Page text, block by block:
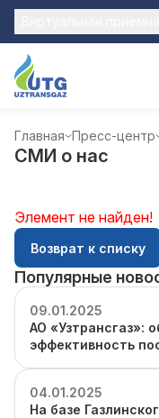
Главная Пресс-центр
СМИ о нас
Элемент не найден!
Возврат к списку
Популярные
09.01.2025
АО «Узтрансгаз»:
эффективность
04.01.2025
На базе